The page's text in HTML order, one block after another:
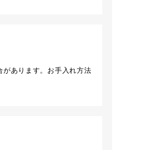
があります。お手入れ方法